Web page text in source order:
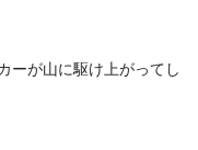
ーが山に駆け上がってし